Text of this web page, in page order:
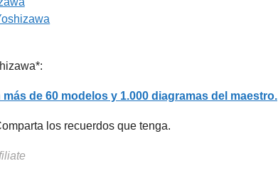
de 60 modelos y 1.000 diagramas del maestro.
los recuerdos que tenga.